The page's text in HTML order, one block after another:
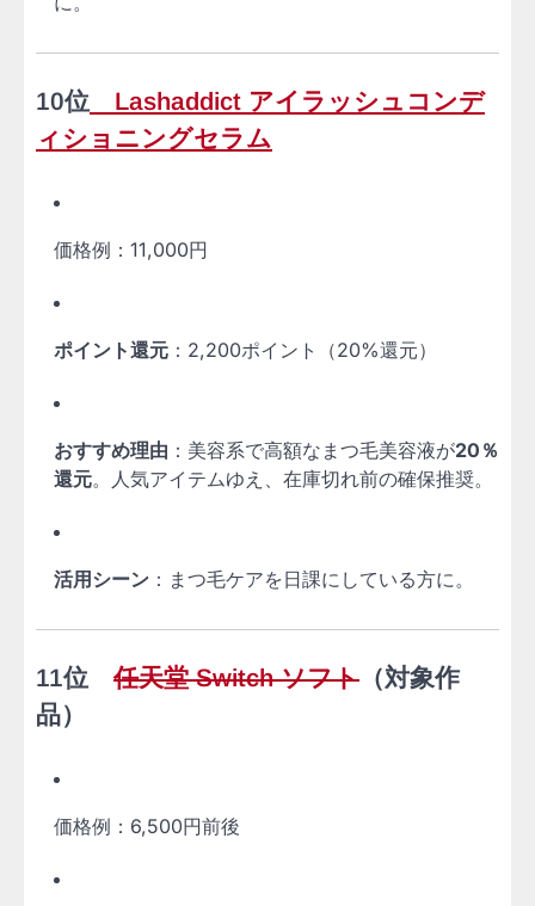
10位 Lashaddict アイラッシュコンデ
ィショニングセラム
価格例：11,000円
ポイント還元 ：2,200ポイント（20%還元）
おすすめ理由 ：美容系で高額なまつ毛美容液が20％
還元。人気アイテムゆえ、在庫切れ前の確保推奨。
活用シーン ：まつ毛ケアを日課にしている方に。
11位任天堂 Switch ソフト （対象作
品）
価格例：6,500円前後